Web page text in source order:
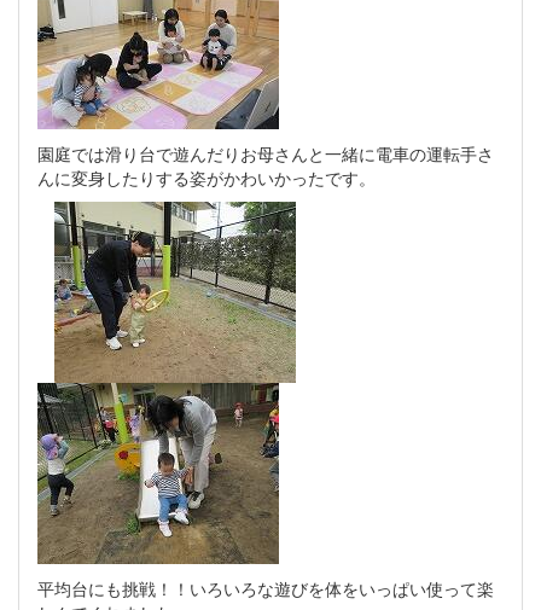
園庭では滑り台で遊んだりお母さんと一緒に電車の運転手さ
んに変身したりする姿がかわいかったです。
平均台にも挑戦！！いろいろな遊びを体をいっぱい使って楽